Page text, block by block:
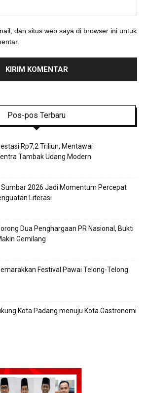
dan situs web saya di browser ini untuk
Pos-pos Terbaru
Rp7,2 Triliun, Mentawai
Tambak Udang Modern
Sumbar 2026 Jadi Momentum Percepat
Literasi
Dua Penghargaan PR Nasional, Bukti
Gemilang
Festival Pawai Telong-Telong
Kota Padang menuju Kota Gastronomi